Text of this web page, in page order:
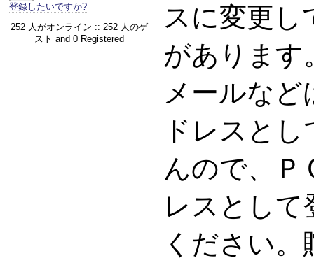
登録したいですか?
252 人がオンライン :: 252 人のゲ
スト and 0 Registered
スに変更し
があります
メールなど
ドレスと
んので、Ｐ
レスとして
ください